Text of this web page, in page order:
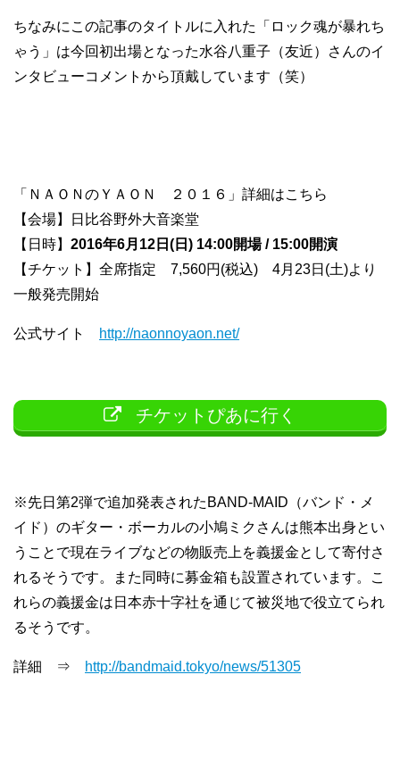
ちなみにこの記事のタイトルに入れた「ロック魂が暴れち
ゃう」は今回初出場となった水谷八重子（友近）さんのイ
ンタビューコメントから頂戴しています（笑）
「ＮＡＯＮのＹＡＯＮ ２０１６」詳細はこちら
【会場】日比谷野外大音楽堂
【日時】 2016年6月12日(日) 14:00開場 / 15:00開演
【チケット】全席指定 7,560円(税込) 4月23日(土)より
一般発売開始
公式サイト http://naonnoyaon.net/
チケットぴあに行く
※先日第2弾で追加発表されたBAND-MAID（バンド・メ
イド）のギター・ボーカルの小鳩ミクさんは熊本出身とい
うことで現在ライブなどの物販売上を義援金として寄付さ
れるそうです。また同時に募金箱も設置されています。こ
れらの義援金は日本赤十字社を通じて被災地で役立てられ
るそうです。
詳細 ⇒ http://bandmaid.tokyo/news/51305